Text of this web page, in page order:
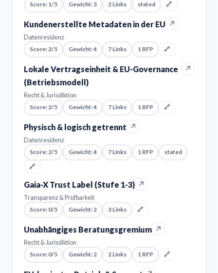
Score: 1/5
Gewicht: 3 2 Links stated 🔗
Kundenerstellte Metadaten in der EU ↗
Datenresidenz
Score: 2/5
Gewicht: 4 7 Links 1 RFP 🔗
Lokale Vertragseinheit & EU-Governance
(Betriebsmodell)
↗
Recht & Jurisdiktion
Score: 2/5
Gewicht: 4 7 Links 1 RFP 🔗
Physisch & logisch getrennt ↗
Datenresidenz
Score: 2/5
Gewicht: 4 7 Links 1 RFP
stated
🔗
Gaia-X Trust Label (Stufe 1-3) ↗
Transparenz & Prüfbarkeit
Score: 0/5
Gewicht: 2 3 Links 🔗
Unabhängiges Beratungsgremium ↗
Recht & Jurisdiktion
Score: 0/5
Gewicht: 2 2 Links 1 RFP 🔗